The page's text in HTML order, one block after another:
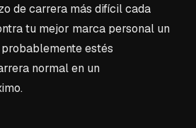
de carrera más difícil cada
tu mejor marca personal un
estés
normal en un